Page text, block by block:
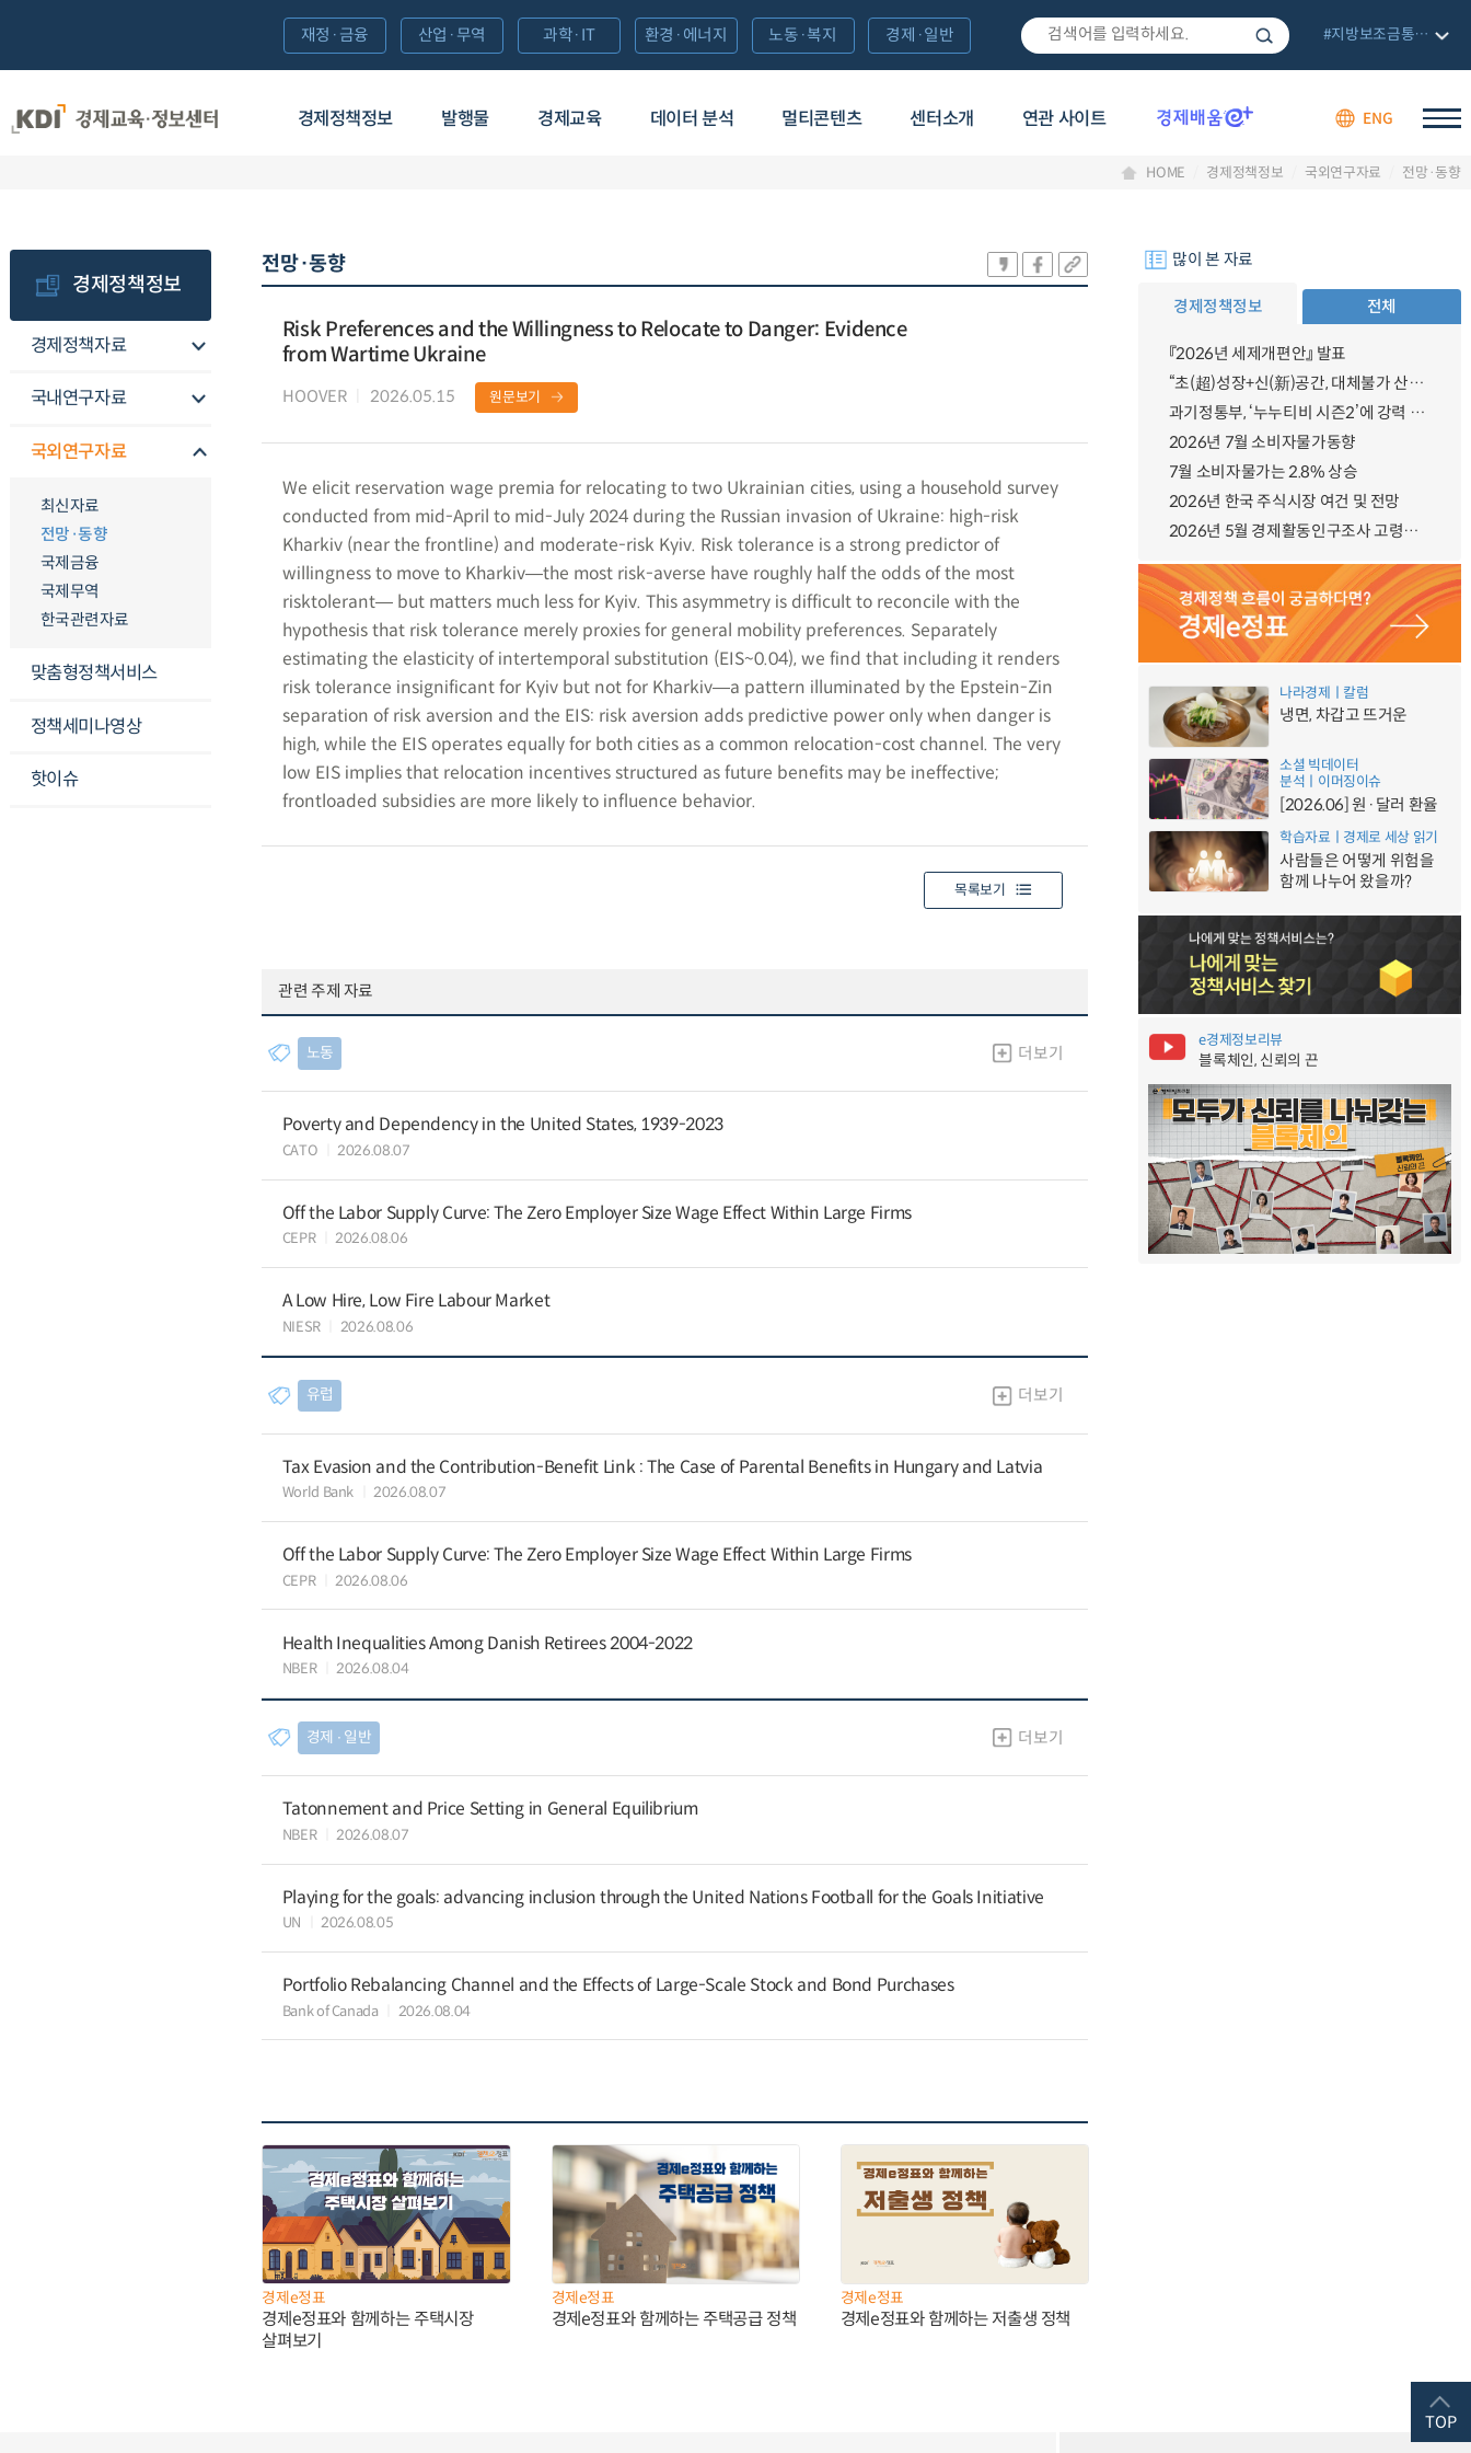
경제정책정보 발행물 경제교육 데이터 분석 멀티콘텐츠 센터소개 연관 사이트 ENG
재정·금융 산업·무역 과학·IT 환경·에너지 노동·복지 경제·일반 #지방보조금통합관리망
HOME 경제정책정보 국외연구자료 전망·동향
경제정책정보
경제정책자료
국내연구자료
국외연구자료
최신자료
전망·동향
국제금융
국제무역
한국관련자료
맞춤형정책서비스
정책세미나영상
핫이슈
전망·동향
Risk Preferences and the Willingness to Relocate to Danger: Evidence
from Wartime Ukraine
HOOVER 2026.05.15 원문보기
We elicit reservation wage premia for relocating to two Ukrainian cities, using a household survey
conducted from mid-April to mid-July 2024 during the Russian invasion of Ukraine: high-risk
Kharkiv (near the frontline) and moderate-risk Kyiv. Risk tolerance is a strong predictor of
willingness to move to Kharkiv―the most risk-averse have roughly half the odds of the most
risktolerant― but matters much less for Kyiv. This asymmetry is difficult to reconcile with the
hypothesis that risk tolerance merely proxies for general mobility preferences. Separately
estimating the elasticity of intertemporal substitution (EIS~0.04), we find that including it renders
risk tolerance insignificant for Kyiv but not for Kharkiv―a pattern illuminated by the Epstein-Zin
separation of risk aversion and the EIS: risk aversion adds predictive power only when danger is
high, while the EIS operates equally for both cities as a common relocation-cost channel. The very
low EIS implies that relocation incentives structured as future benefits may be ineffective;
frontloaded subsidies are more likely to influence behavior.
목록보기
관련 주제 자료
노동 더보기
Poverty and Dependency in the United States, 1939-2023
CATO 2026.08.07
Off the Labor Supply Curve: The Zero Employer Size Wage Effect Within Large Firms
CEPR 2026.08.06
A Low Hire, Low Fire Labour Market
NIESR 2026.08.06
유럽 더보기
Tax Evasion and the Contribution-Benefit Link : The Case of Parental Benefits in Hungary and Latvia
World Bank 2026.08.07
Off the Labor Supply Curve: The Zero Employer Size Wage Effect Within Large Firms
CEPR 2026.08.06
Health Inequalities Among Danish Retirees 2004-2022
NBER 2026.08.04
경제 ∙ 일반 더보기
Tatonnement and Price Setting in General Equilibrium
NBER 2026.08.07
Playing for the goals: advancing inclusion through the United Nations Football for the Goals Initiative
UN 2026.08.05
Portfolio Rebalancing Channel and the Effects of Large-Scale Stock and Bond Purchases
Bank of Canada 2026.08.04
경제e정표
경제e정표와 함께하는 주택시장
살펴보기
경제e정표
경제e정표와 함께하는 주택공급 정책
경제e정표
경제e정표와 함께하는 저출생 정책
많이 본 자료
경제정책정보 전체
『2026년 세제개편안』 발표
“초(超)성장+신(新)공간, 대체불가 산업강국”
과기정통부, ‘누누티비 시즌2’에 강력 대응 의지 밝혀
2026년 7월 소비자물가동향
7월 소비자물가는 2.8% 상승
2026년 한국 주식시장 여건 및 전망
2026년 5월 경제활동인구조사 고령층 부가조사 결과
나라경제ㅣ칼럼
냉면, 차갑고 뜨거운
소셜 빅데이터
분석ㅣ이머징이슈
[2026.06] 원·달러 환율
학습자료ㅣ경제로 세상 읽기
사람들은 어떻게 위험을
함께 나누어 왔을까?
e경제정보리뷰
블록체인, 신뢰의 끈
TOP